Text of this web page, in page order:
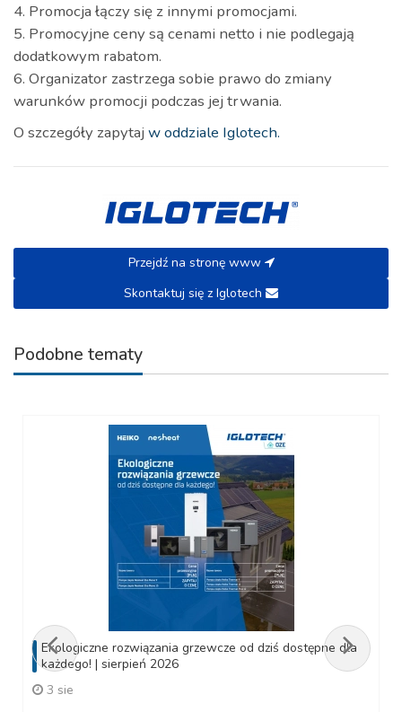
4. Promocja łączy się z innymi promocjami.
5. Promocyjne ceny są cenami netto i nie podlegają
dodatkowym rabatom.
6. Organizator zastrzega sobie prawo do zmiany
warunków promocji podczas jej trwania.
O szczegóły zapytaj w oddziale Iglotech.
Przejdź na stronę www
Skontaktuj się z Iglotech
Podobne tematy
Ekologiczne rozwiązania grzewcze od dziś dostępne dla
każdego! | sierpień 2026
3 sie